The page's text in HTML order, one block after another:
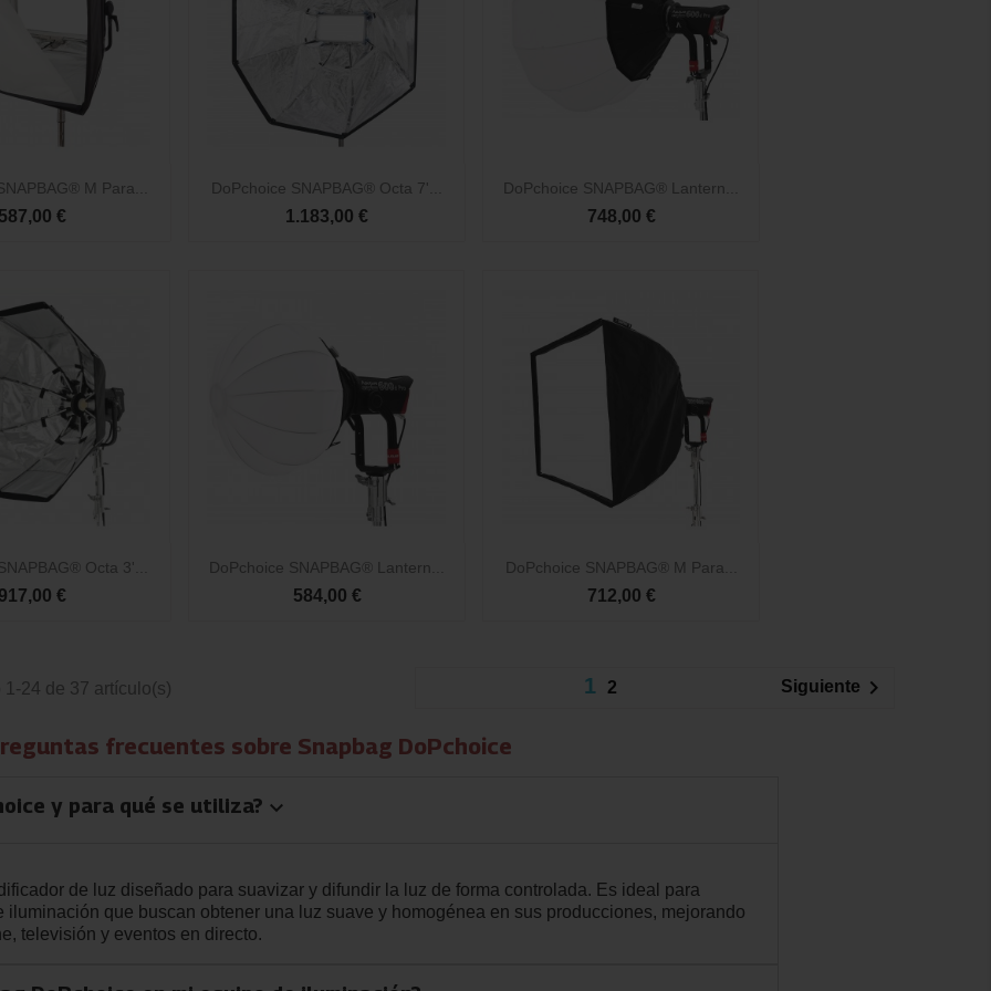
M Para...
587,00 €
rápida DoPchoice SNAPBAG® Octa 7'...
1.183,00 €
 Vista rápida DoPchoice SNAPBAG® Lantern...
748,00 €
Vista rápida
Octa 3'...
917,00 €
rápida DoPchoice SNAPBAG® Lantern...
584,00 €
Vista rápida DoPchoice SNAPBAG® M Para...
712,00 €
 Vista rápida
1-24 de 37 artículo(s) 1 2 Siguiente 
frecuentes sobre Snapbag DoPchoice
y para qué se utiliza? keyboard_arrow_down
de luz diseñado para suavizar y difundir la luz de forma controlada. Es ideal para
iluminación que buscan obtener una luz suave y homogénea en sus producciones, mejorando
televisión y eventos en directo.